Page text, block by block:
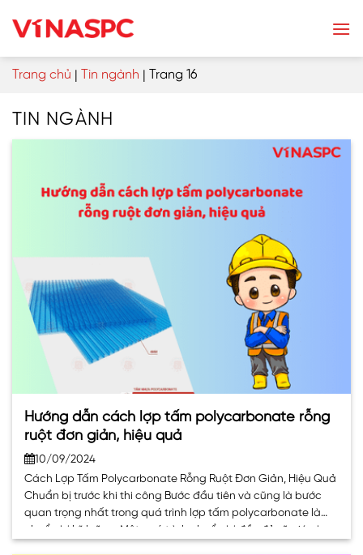
Trang chủ | Tin ngành | Trang 16
TIN NGÀNH
Hướng dẫn cách lợp tấm polycarbonate rỗng
ruột đơn giản, hiệu quả
10/09/2024
Cách Lợp Tấm Polycarbonate Rỗng Ruột Đơn Giản, Hiệu Quả
Chuẩn bị trước khi thi công Bước đầu tiên và cũng là bước
quan trọng nhất trong quá trình lợp tấm polycarbonate là
chuẩn bị kỹ lưỡng. Một quá trình chuẩn bị đầy đủ sẽ giúp bạn